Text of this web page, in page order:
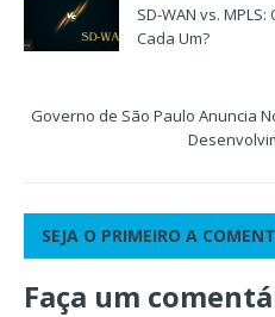
SD-WAN vs.
Cada Um?
Governo de São Paulo Anuncia
SEJA O PRIMEIRO A
Faça um